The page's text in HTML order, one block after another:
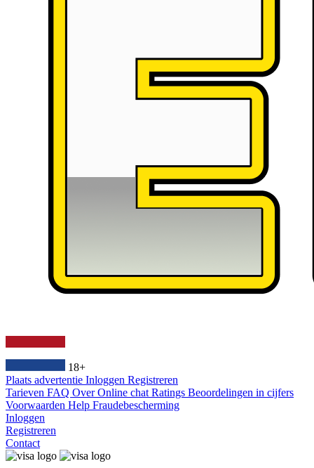
18+
Plaats advertentie Inloggen Registreren
Tarieven FAQ OverOnline chat Ratings Beoordelingen in cijfers
Voorwaarden Help Fraudebescherming
Inloggen
Registreren
Contact